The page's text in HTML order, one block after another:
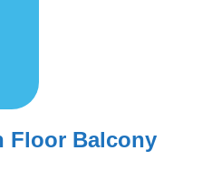
Floor Balcony